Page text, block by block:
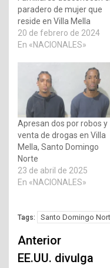
paradero de mujer que
reside en Villa Mella
20 de febrero de 2024
En «NACIONALES»
Apresan dos por robos y
venta de drogas en Villa
Mella, Santo Domingo
Norte
23 de abril de 2025
En «NACIONALES»
Tags: Santo Domingo
Navegación
de
Anterior
EE.UU. divulga